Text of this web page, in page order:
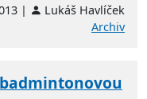
|
Lukáš Havlíček
Archiv